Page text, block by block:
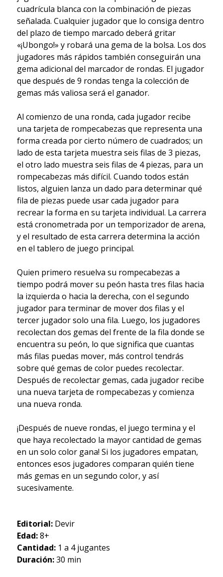
cuadrícula blanca con la combinación de piezas
señalada. Cualquier jugador que lo consiga dentro
del plazo de tiempo marcado deberá gritar
«¡Ubongo!» y robará una gema de la bolsa. Los dos
jugadores más rápidos también conseguirán una
gema adicional del marcador de rondas. El jugador
que después de 9 rondas tenga la colección de
gemas más valiosa será el ganador.
Al comienzo de una ronda, cada jugador recibe
una tarjeta de rompecabezas que representa una
forma creada por cierto número de cuadrados; un
lado de esta tarjeta muestra seis filas de 3 piezas,
el otro lado muestra seis filas de 4 piezas, para un
rompecabezas más difícil. Cuando todos están
listos, alguien lanza un dado para determinar qué
fila de piezas puede usar cada jugador para
recrear la forma en su tarjeta individual. La carrera
está cronometrada por un temporizador de arena,
y el resultado de esta carrera determina la acción
en el tablero de juego principal.
Quien primero resuelva su rompecabezas a
tiempo podrá mover su peón hasta tres filas hacia
la izquierda o hacia la derecha, con el segundo
jugador para terminar de mover dos filas y el
tercer jugador solo una fila. Luego, los jugadores
recolectan dos gemas del frente de la fila donde se
encuentra su peón, lo que significa que cuantas
más filas puedas mover, más control tendrás
sobre qué gemas de color puedes recolectar.
Después de recolectar gemas, cada jugador recibe
una nueva tarjeta de rompecabezas y comienza
una nueva ronda.
¡Después de nueve rondas, el juego termina y el
que haya recolectado la mayor cantidad de gemas
en un solo color gana! Si los jugadores empatan,
entonces esos jugadores comparan quién tiene
más gemas en un segundo color, y así
sucesivamente.
Editorial: Devir
Edad:8+
Cantidad: 1 a 4 jugantes
Duración:30 min